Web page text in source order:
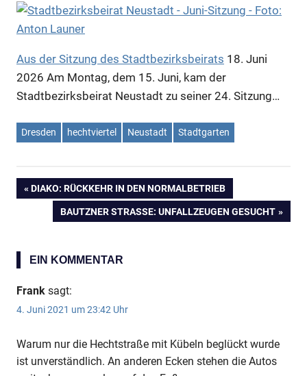
Aus der Sitzung des Stadtbezirksbeirats 18. Juni
2026 Am Montag, dem 15. Juni, kam der
Stadtbezirksbeirat Neustadt zu seiner 24. Sitzung…
Dresden hechtviertel Neustadt Stadtgarten
Beitragsnavigation
VORHERIGER
BEITRAG:
DIAKO: RÜCKKEHR IN DEN NORMALBETRIEB
NÄCHSTER
BAUTZNER STRASSE: UNFALLZEUGEN GESUCHT
EIN KOMMENTAR
Frank sagt:
4. Juni 2021 um 23:42 Uhr
Warum nur die Hechtstraße mit Kübeln beglückt wurde
ist unverständlich. An anderen Ecken stehen die Autos